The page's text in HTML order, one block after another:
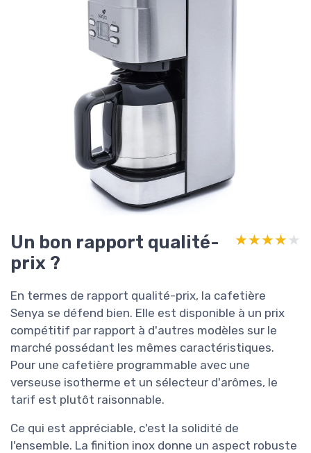
Un bon rapport qualité-
prix ?
★★★★★
★★★★★
En termes de rapport qualité-prix, la cafetière
Senya se défend bien. Elle est disponible à un prix
compétitif par rapport à d'autres modèles sur le
marché possédant les mêmes caractéristiques.
Pour une cafetière programmable avec une
verseuse isotherme et un sélecteur d'arômes, le
tarif est plutôt raisonnable.
Ce qui est appréciable, c'est la solidité de
l'ensemble. La finition inox donne un aspect robuste